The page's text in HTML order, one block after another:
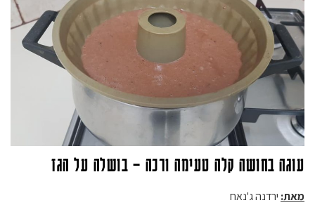
עוגה בחושה קלה טעימה ורכה – בושלה על הגז
מאת: ירדנה ג'נאח